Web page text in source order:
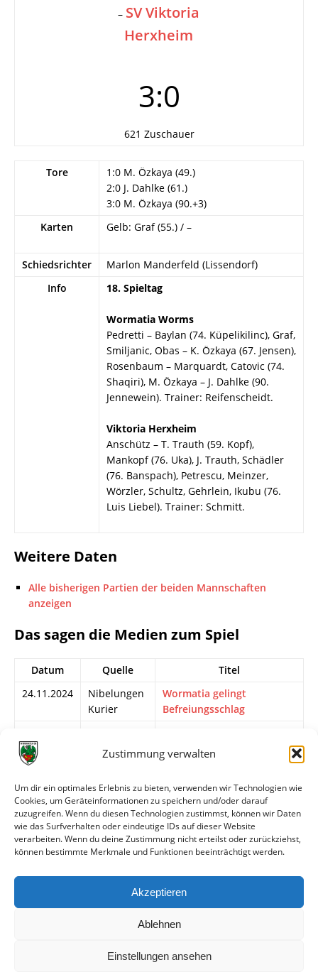
Zustimmung verwalten
Um dir ein optimales Erlebnis zu bieten, verwenden wir Technologien wie
Cookies, um Geräteinformationen zu speichern und/oder darauf
zuzugreifen. Wenn du diesen Technologien zustimmst, können wir Daten
wie das Surfverhalten oder eindeutige IDs auf dieser Website
verarbeiten. Wenn du deine Zustimmung nicht erteilst oder zurückziehst,
können bestimmte Merkmale und Funktionen beeinträchtigt werden.
Akzeptieren
Ablehnen
Einstellungen ansehen
– SV Viktoria
Herxheim
3:0
621 Zuschauer
Tore
1:0 M. Özkaya (49.)
2:0 J. Dahlke (61.)
3:0 M. Özkaya (90.+3)
Karten
Gelb: Graf (55.) / –
Schiedsrichter
Marlon Manderfeld (Lissendorf)
Info
18. Spieltag
Wormatia Worms
Pedretti – Baylan (74. Küpelikilinc), Graf,
Smiljanic, Obas – K. Özkaya (67. Jensen),
Rosenbaum – Marquardt, Catovic (74.
Shaqiri), M. Özkaya – J. Dahlke (90.
Jennewein). Trainer: Reifenscheidt.
Viktoria Herxheim
Anschütz – T. Trauth (59. Kopf),
Mankopf (76. Uka), J. Trauth, Schädler
(76. Banspach), Petrescu, Meinzer,
Wörzler, Schultz, Gehrlein, Ikubu (76.
Luis Liebel). Trainer: Schmitt.
Weitere Daten
Alle bisherigen Partien der beiden Mannschaften
anzeigen
Das sagen die Medien zum Spiel
Datum Quelle
Titel
24.11.2024
Nibelungen
Kurier
Wormatia gelingt
Befreiungsschlag
sieglosen Spielen wieder
erfolgreich
24.11.2024
Die
Rheinpfalz
Viktoria Herxheim verliert
in Worms
23.11.2024
wormatia.de
Drei Punkte zum
Rückrundenbeginn
Erfolgserlebnisse